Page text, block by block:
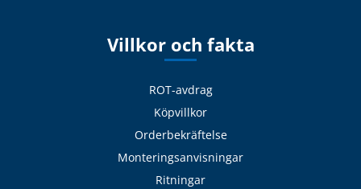
Villkor och fakta
ROT-avdrag
Köpvillkor
Orderbekräftelse
Monteringsanvisningar
Ritningar